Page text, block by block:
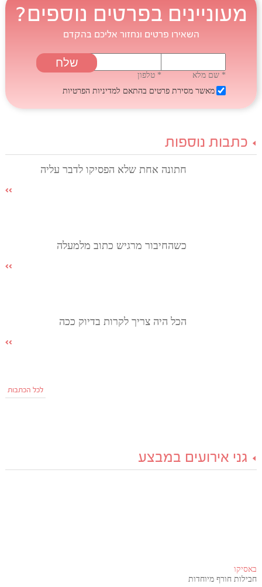
מעוניינים בפרטים נוספים?
השאירו פרטים ונחזור אליכם בהקדם
* שם מלא
* טלפון
מאשר מסירת פרטים בהתאם למדיניות הפרטיות
כתבות נוספות
חתונה אחת שלא הפסיקו לדבר עליה
כשהחיבור מרגיש כתוב מלמעלה
הכל היה צריך לקרות בדיוק ככה
לכל הכתבות
גני אירועים במבצע
באסיקו
חבילות חורף מיוחדות